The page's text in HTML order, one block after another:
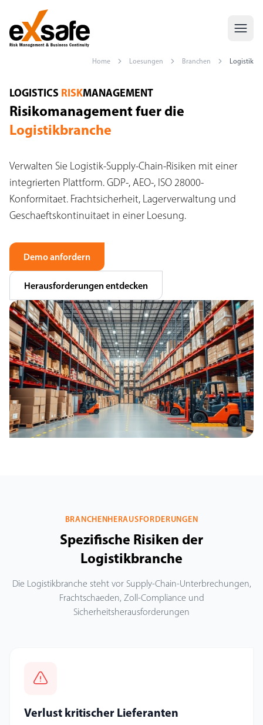
Home Loesungen Branchen Logistik
Risikomanagement Logistik — GDP, AEO, ISO 28000
LOGISTICS RISKMANAGEMENT
Risikomanagement fuer die
Logistikbranche
Verwalten Sie Logistik-Supply-Chain-Risiken mit einer
integrierten Plattform. GDP-, AEO-, ISO 28000-
Konformitaet. Frachtsicherheit, Lagerverwaltung und
Geschaeftskontinuitaet in einer Loesung.
Demo anfordern
Herausforderungen entdecken
BRANCHENHERAUSFORDERUNGEN
Spezifische Risiken der
Logistikbranche
Die Logistikbranche steht vor Supply-Chain-Unterbrechungen,
Frachtschaeden, Zoll-Compliance und
Sicherheitsherausforderungen
Verlust kritischer Lieferanten